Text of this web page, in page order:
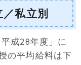
私立別
成28年度」に
の平均給料は下